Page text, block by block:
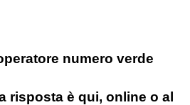
numero verde
risposta è qui, online o al